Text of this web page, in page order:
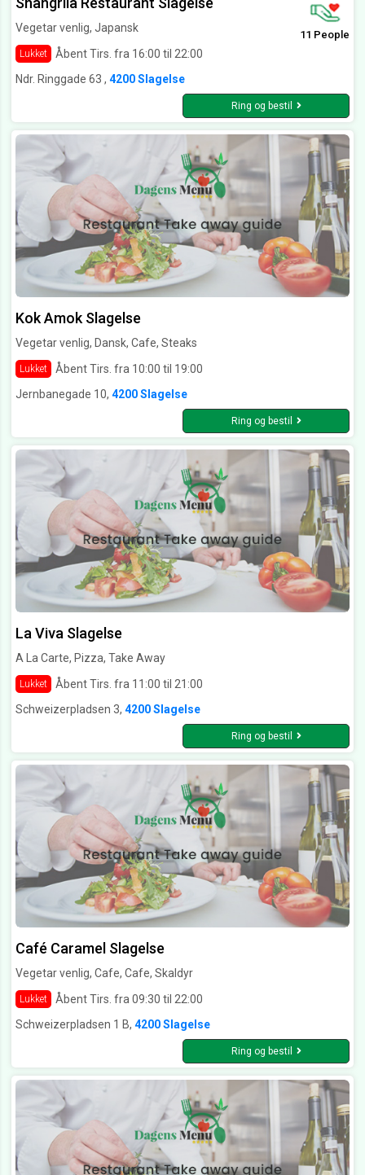
Vegetar venlig, Japansk
Lukket Åbent Tirs. fra 16:00 til 22:00
11 People
Ndr. Ringgade 63 , 4200 Slagelse
Ring og bestil
Kok Amok Slagelse
Vegetar venlig, Dansk, Cafe, Steaks
Lukket
Åbent Tirs. fra 10:00 til 19:00
Jernbanegade 10, 4200 Slagelse
Ring og bestil
La Viva Slagelse
A La Carte, Pizza, Take Away
Lukket
Åbent Tirs. fra 11:00 til 21:00
Schweizerpladsen 3, 4200 Slagelse
Ring og bestil
Café Caramel Slagelse
Vegetar venlig, Cafe, Cafe, Skaldyr
Lukket
Åbent Tirs. fra 09:30 til 22:00
Schweizerpladsen 1 B, 4200 Slagelse
Ring og bestil